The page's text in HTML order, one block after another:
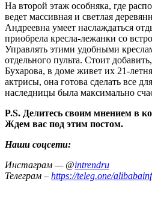
На второй этаж особняка, где
ведет массивная и светлая
Андреевна умеет наслаждаться
приобрела кресла-лежанки со
Управлять этими удобными
отдельного пульта. Стоит
Бухарова, в доме живет их 21-
актрисы, она готова сделать все
наследницы была максимально
P.S. Делитесь своим мнением в
Ждем вас под этим постом.
Наши соцсети:
Инстаграм — @intrendru
Телеграм – https://teleg.one/